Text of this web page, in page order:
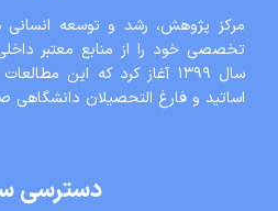
مرکز پژوهش، رشد و توسعه انسانی
تخصصی خود را از منابع معتبر
سال ١٣٩٩ آغاز کرد که این
اساتید و فارغ التحصیلان دانشگاهی
دسترسی